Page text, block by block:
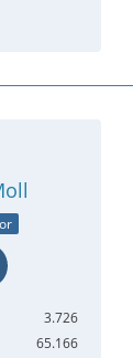
3.726
65.166